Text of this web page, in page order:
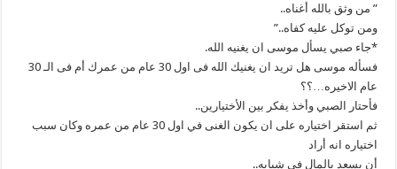
” ‏‎من وثق بالله أغناه..
‏‎ومن توكل عليه كفاه..”
*جاء صبي يسأل موسى ان يغنيه الله.
فسأله موسى هل تريد ان يغنيك الله فى اول 30 عام من عمرك أم فى الـ 30
عام الاخيره…؟؟
فأحتار الصبي وأخذ يفكر بين الأختيارين..
ثم استقر اختياره على ان يكون الغنى في اول 30 عام من عمره وكان سبب
اختياره انه أراد
أن يسعد بالمال في شبابه..